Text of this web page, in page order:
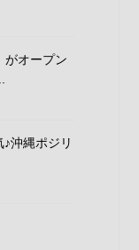
がオープン
沖縄ポジリ